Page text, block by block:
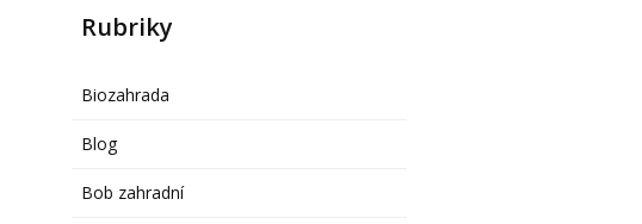
Rubriky
Biozahrada
Blog
Bob zahradní